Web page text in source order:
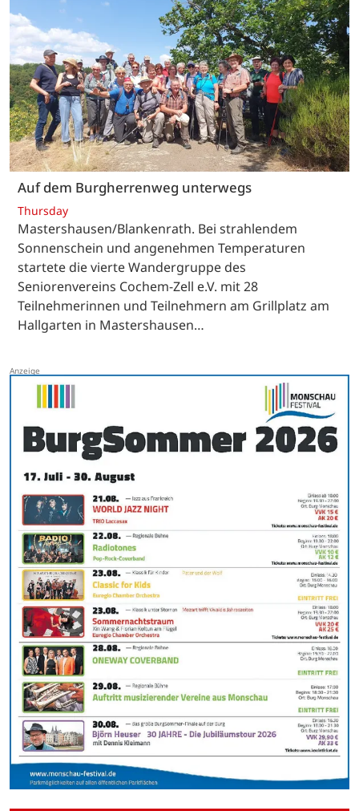
Auf dem Burgherrenweg unterwegs
Thursday
Mastershausen/Blankenrath. Bei strahlendem
Sonnenschein und angenehmen Temperaturen
startete die vierte Wandergruppe des
Seniorenvereins Cochem-Zell e.V. mit 28
Teilnehmerinnen und Teilnehmern am Grillplatz am
Hallgarten in Mastershausen…